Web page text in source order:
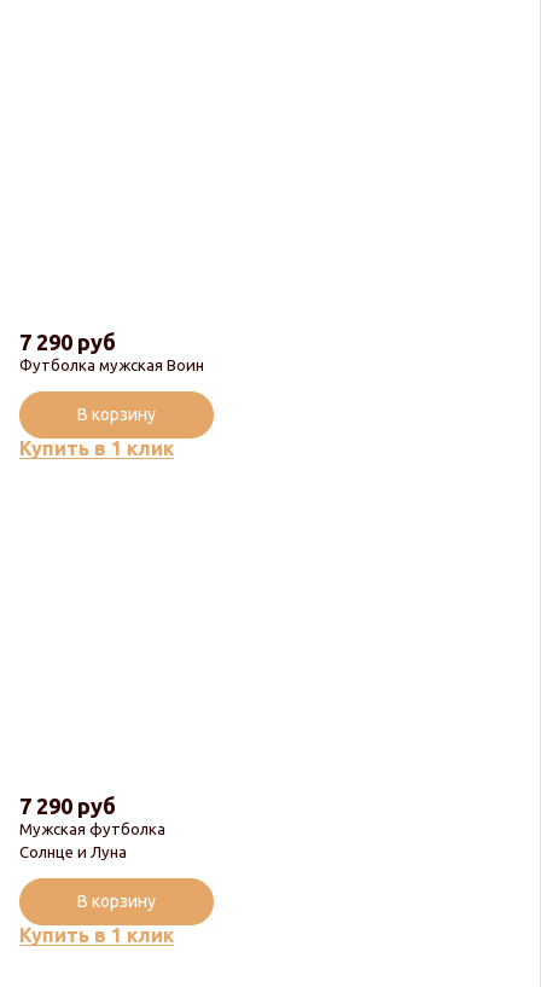
Футболка мужская Воин
7 290 руб
Купить в 1 клик
В корзину
Мужская футболка
Солнце и Луна
7 290 руб
Купить в 1 клик
В корзину